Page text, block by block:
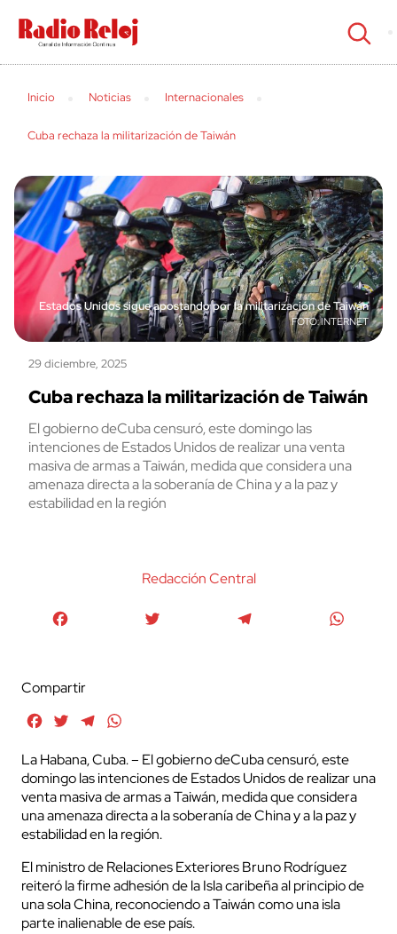
cerrar
Inicio Noticias Internacionales
Cuba rechaza la militarización de Taiwán
Estados Unidos sigue apostando por la militarización de Taiwán
INTERNET
29 diciembre, 2025
Cuba rechaza la militarización de Taiwán
El gobierno deCuba censuró, este domingo las
intenciones de Estados Unidos de realizar una venta
masiva de armas a Taiwán, medida que considera una
amenaza directa a la soberanía de China y a la paz y
estabilidad en la región
Redacción Central
Compartir
FacebookTwitterTelegram
La Habana, Cuba. – El gobierno deCuba censuró, este
domingo las intenciones de Estados Unidos de realizar una
venta masiva de armas a Taiwán, medida que considera
una amenaza directa a la soberanía de China y a la paz y
estabilidad en la región.
El ministro de Relaciones Exteriores Bruno Rodríguez
reiteró la firme adhesión de la Isla caribeña al principio de
una sola China, reconociendo a Taiwán como una isla
parte inalienable de ese país.